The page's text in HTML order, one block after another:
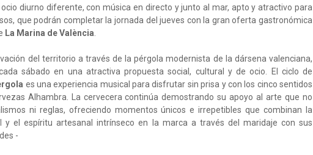
diurno diferente, con música en directo y junto al mar, apto y atractivo para
que podrán completar la jornada del jueves con la gran oferta gastronómica
La Marina de València
del territorio a través de la pérgola modernista de la dársena valenciana,
sábado en una atractiva propuesta social, cultural y de ocio. El ciclo de
es una experiencia musical para disfrutar sin prisa y con los cinco sentidos
Alhambra. La cervecera continúa demostrando su apoyo al arte que no
ni reglas, ofreciendo momentos únicos e irrepetibles que combinan la
y el espíritu artesanal intrínseco en la marca a través del maridaje con sus
-